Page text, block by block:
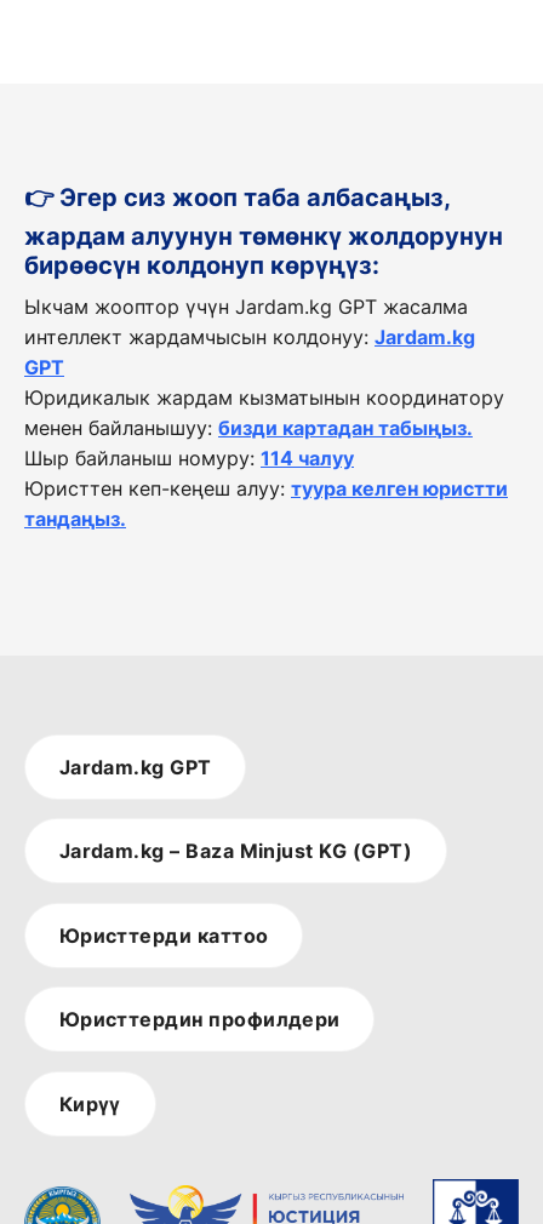
👉 Эгер сиз жооп таба албасаңыз,
жардам алуунун төмөнкү жолдорунун
бирөөсүн колдонуп көрүңүз:
Ыкчам жооптор үчүн Jardam.kg GPT жасалма
интеллект жардамчысын колдонуу: Jardam.kg
GPT
Юридикалык жардам кызматынын координатору
менен байланышуу: бизди картадан табыңыз.
Шыр байланыш номуру: 114 чалуу
Юристтен кеп-кеңеш алуу: туура келген юристти
тандаңыз.
Jardam.kg GPT
Jardam.kg – Baza Minjust KG (GPT)
Юристтерди каттоо
Юристтердин профилдери
Кирүү